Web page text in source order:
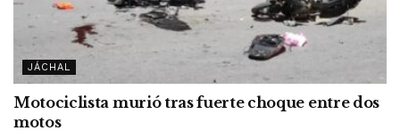
JÁCHAL
Motociclista murió tras fuerte choque entre dos
motos